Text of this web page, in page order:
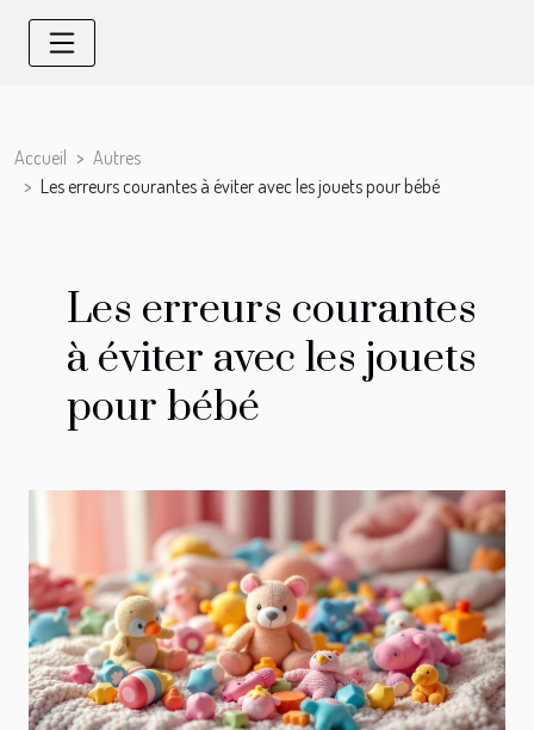
Accueil
Autres
Les erreurs courantes à éviter avec les jouets pour bébé
Les erreurs courantes
à éviter avec les jouets
pour bébé